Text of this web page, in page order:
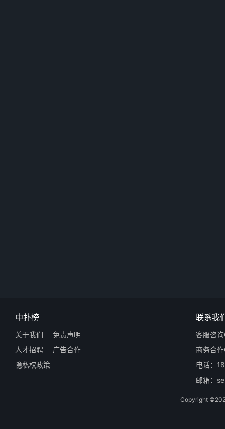
中扑榜
关于我们
免责声明
人才招聘
广告合作
隐私权政策
联系我
客服咨
商务合
电话：
邮箱：
Copyright